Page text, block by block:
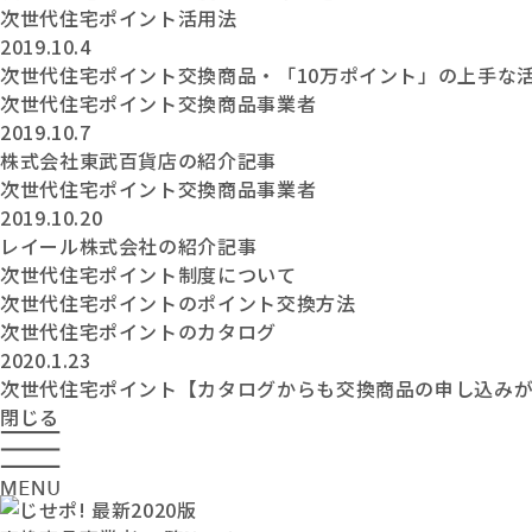
次世代住宅ポイント活用法
2019.10.4
次世代住宅ポイント交換商品・「10万ポイント」の上手な
次世代住宅ポイント交換商品事業者
2019.10.7
株式会社東武百貨店の紹介記事
次世代住宅ポイント交換商品事業者
2019.10.20
レイール株式会社の紹介記事
次世代住宅ポイント制度について
次世代住宅ポイントのポイント交換方法
次世代住宅ポイントのカタログ
2020.1.23
次世代住宅ポイント【カタログからも交換商品の申し込みが
閉じる